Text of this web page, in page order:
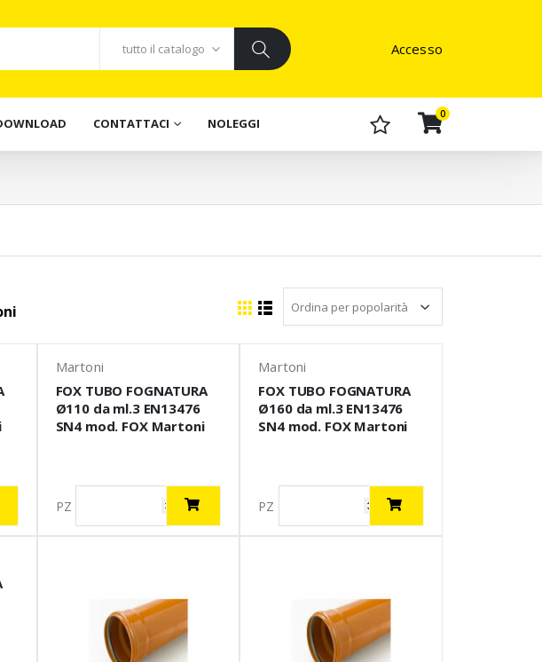
Accesso
CONTATTACI NOLEGGI
0
Martoni
FOX TUBO FOGNATURA
Ø110 da ml.3 EN13476
SN4 mod. FOX Martoni
PZ
Martoni
FOX TUBO FOGNATURA
Ø160 da ml.3 EN13476
SN4 mod. FOX Martoni
PZ